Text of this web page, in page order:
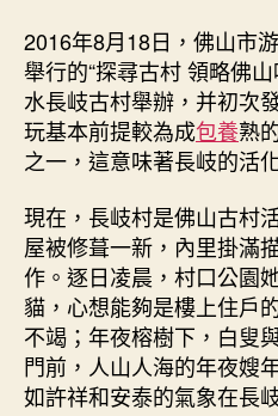
2016年8月18日，佛山市
舉行的“探尋古村 領略佛
水長岐古村舉辦，并初次
玩基本前提較為成包養熟
之一，這意味著長岐的活
現在，長岐村是佛山古村
屋被修葺一新，內里掛滿
作。逐日凌晨，村口公園
貓，心想能夠是樓上住戶
不竭；年夜榕樹下，白叟
門前，人山人海的年夜
如許祥和安泰的氣象在長